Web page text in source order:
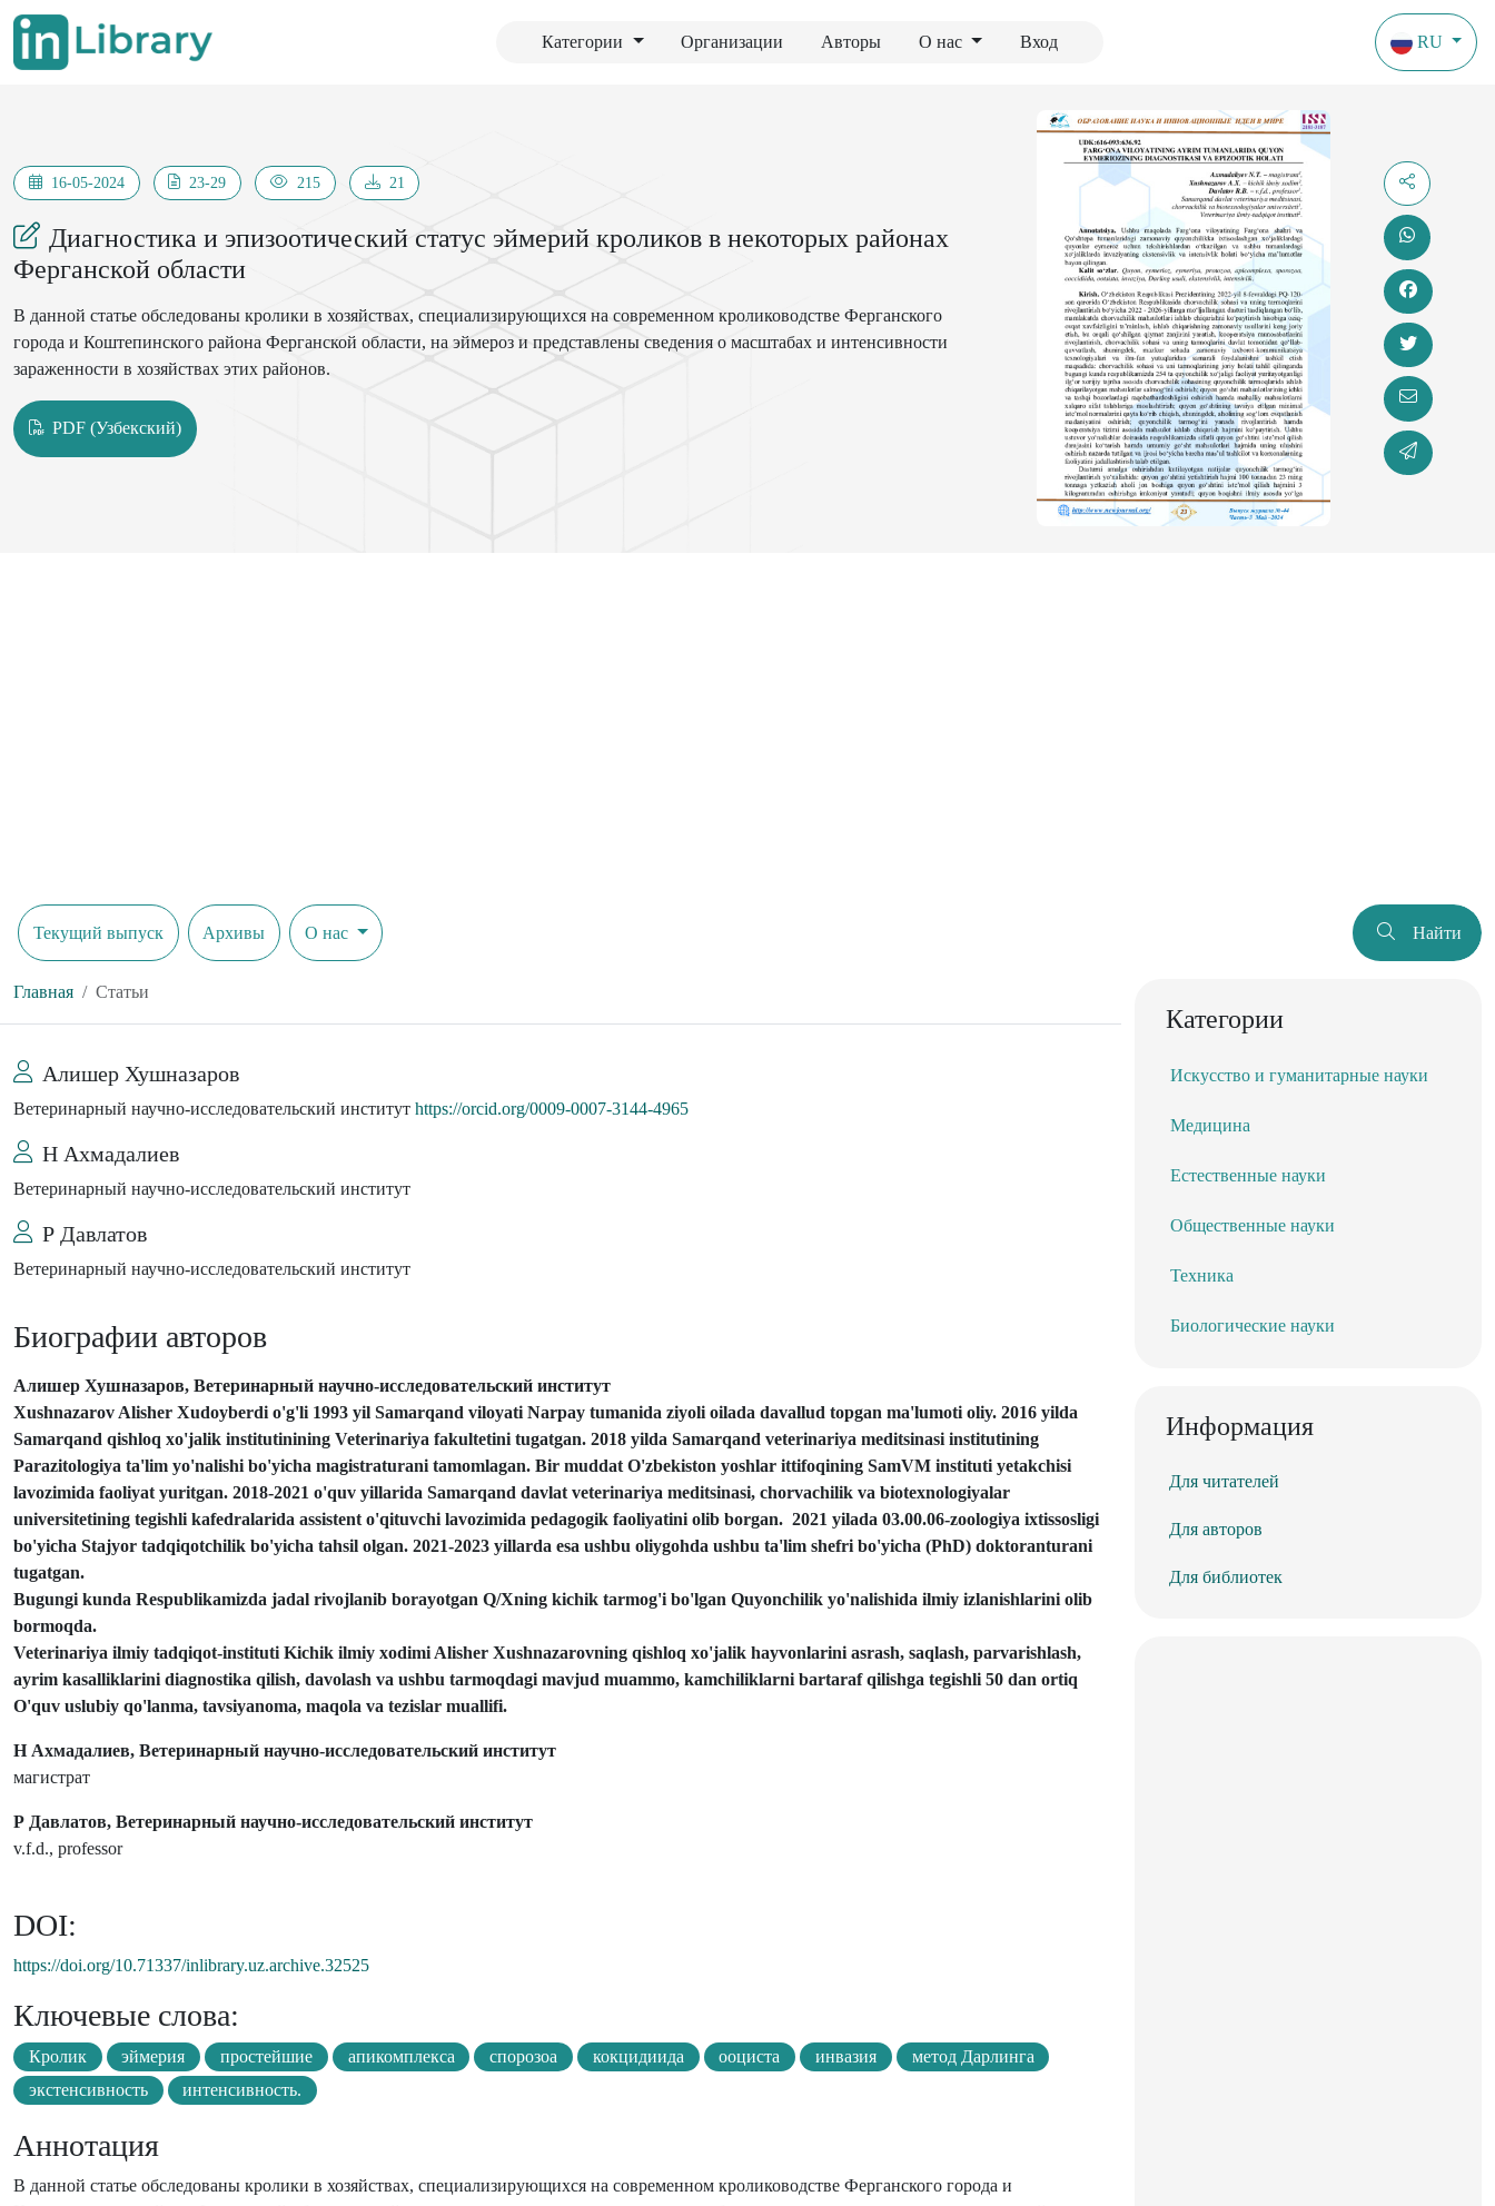
Категории Организации Авторы О нас Вход RU
16-05-2024 23-29 215 21
Диагностика и эпизоотический статус эймерий кроликов в некоторых районах
Ферганской области
В данной статье обследованы кролики в хозяйствах, специализирующихся на современном кролиководстве Ферганского
города и Коштепинского района Ферганской области, на эймероз и представлены сведения о масштабах и интенсивности
зараженности в хозяйствах этих районов.
PDF (Узбекский)
Текущий выпуск Архивы О нас Найти
Главная Статьи
Алишер Хушназаров
Ветеринарный научно-исследовательский институт https://orcid.org/0009-0007-3144-4965
Н Ахмадалиев
Ветеринарный научно-исследовательский институт
Р Давлатов
Ветеринарный научно-исследовательский институт
Биографии авторов
Алишер Хушназаров, Ветеринарный научно-исследовательский институт
Xushnazarov Alisher Xudoyberdi o'g'li 1993 yil Samarqand viloyati Narpay tumanida ziyoli oilada davallud topgan ma'lumoti oliy. 2016 yilda
Samarqand qishloq xo'jalik institutinining Veterinariya fakultetini tugatgan. 2018 yilda Samarqand veterinariya meditsinasi institutining
Parazitologiya ta'lim yo'nalishi bo'yicha magistraturani tamomlagan. Bir muddat O'zbekiston yoshlar ittifoqining SamVM instituti yetakchisi
lavozimida faoliyat yuritgan. 2018-2021 o'quv yillarida Samarqand davlat veterinariya meditsinasi, chorvachilik va biotexnologiyalar
universitetining tegishli kafedralarida assistent o'qituvchi lavozimida pedagogik faoliyatini olib borgan. 2021 yilada 03.00.06-zoologiya ixtissosligi
bo'yicha Stajyor tadqiqotchilik bo'yicha tahsil olgan. 2021-2023 yillarda esa ushbu oliygohda ushbu ta'lim shefri bo'yicha (PhD) doktoranturani
tugatgan.
Bugungi kunda Respublikamizda jadal rivojlanib borayotgan Q/Xning kichik tarmog'i bo'lgan Quyonchilik yo'nalishida ilmiy izlanishlarini olib
bormoqda.
Veterinariya ilmiy tadqiqot-instituti Kichik ilmiy xodimi Alisher Xushnazarovning qishloq xo'jalik hayvonlarini asrash, saqlash, parvarishlash,
ayrim kasalliklarini diagnostika qilish, davolash va ushbu tarmoqdagi mavjud muammo, kamchiliklarni bartaraf qilishga tegishli 50 dan ortiq
O'quv uslubiy qo'lanma, tavsiyanoma, maqola va tezislar muallifi.
Н Ахмадалиев, Ветеринарный научно-исследовательский институт
магистрат
Р Давлатов, Ветеринарный научно-исследовательский институт
v.f.d., professor
DOI:
https://doi.org/10.71337/inlibrary.uz.archive.32525
Ключевые слова:
Кролик эймерия простейшие апикомплекса спорозоа кокцидиида ооциста инвазия
метод Дарлинга
экстенсивность
интенсивность.
Аннотация
В данной статье обследованы кролики в хозяйствах, специализирующихся на современном кролиководстве Ферганского города и
Категории
Искусство и гуманитарные науки
Медицина
Естественные науки
Общественные науки
Техника
Биологические науки
Информация
Для читателей
Для авторов
Для библиотек